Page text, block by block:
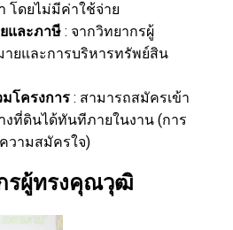
โดยไม่มีค่าใช้จ่าย
และภาษี : จากวิทยากรผู้
ยและการบริหารทรัพย์สิน
โครงการ : สามารถสมัครเข้า
งที่ดินได้ทันทีภายในงาน (การ
ามสมัครใจ)
รผู้ทรงคุณวุฒิ